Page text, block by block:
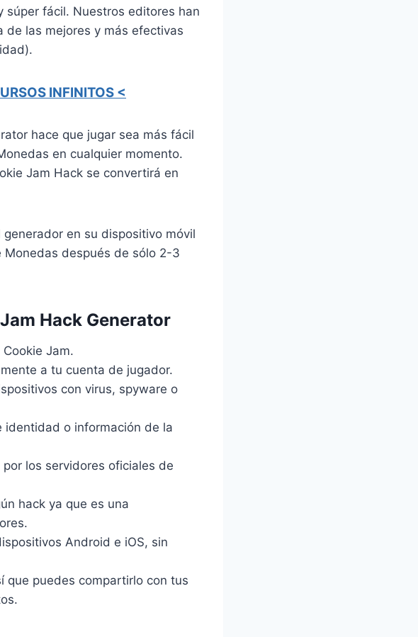
súper fácil. Nuestros editores han
de las mejores y más efectivas
INFINITOS <
hace que jugar sea más fácil
en cualquier momento.
Jam Hack se convertirá en
en su dispositivo móvil
después de sólo 2-3
Hack Generator
Jam.
a tu cuenta de jugador.
con virus, spyware o
identidad o información de la
los servidores oficiales de
hack ya que es una
Android e iOS, sin
que puedes compartirlo con tus